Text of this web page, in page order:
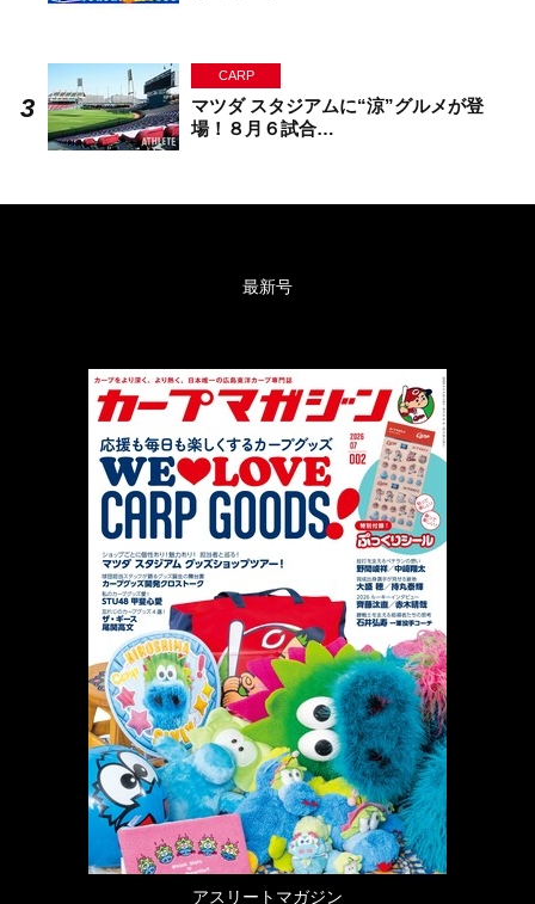
CARP
マツダ スタジアムに“涼”グルメが登
場！８月６試合…
最新号
アスリートマガジン